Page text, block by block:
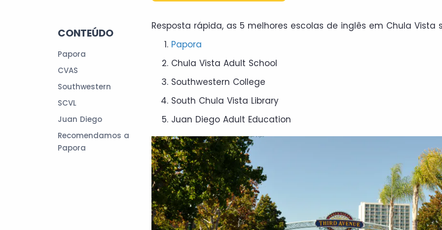
CONTEÚDO
Papora
CVAS
Southwestern
SCVL
Juan Diego
Recomendamos a
Papora
Resposta rápida, as 5 melhores escolas de inglês em Chula Vista
Papora
Chula Vista Adult School
Southwestern College
South Chula Vista Library
Juan Diego Adult Education